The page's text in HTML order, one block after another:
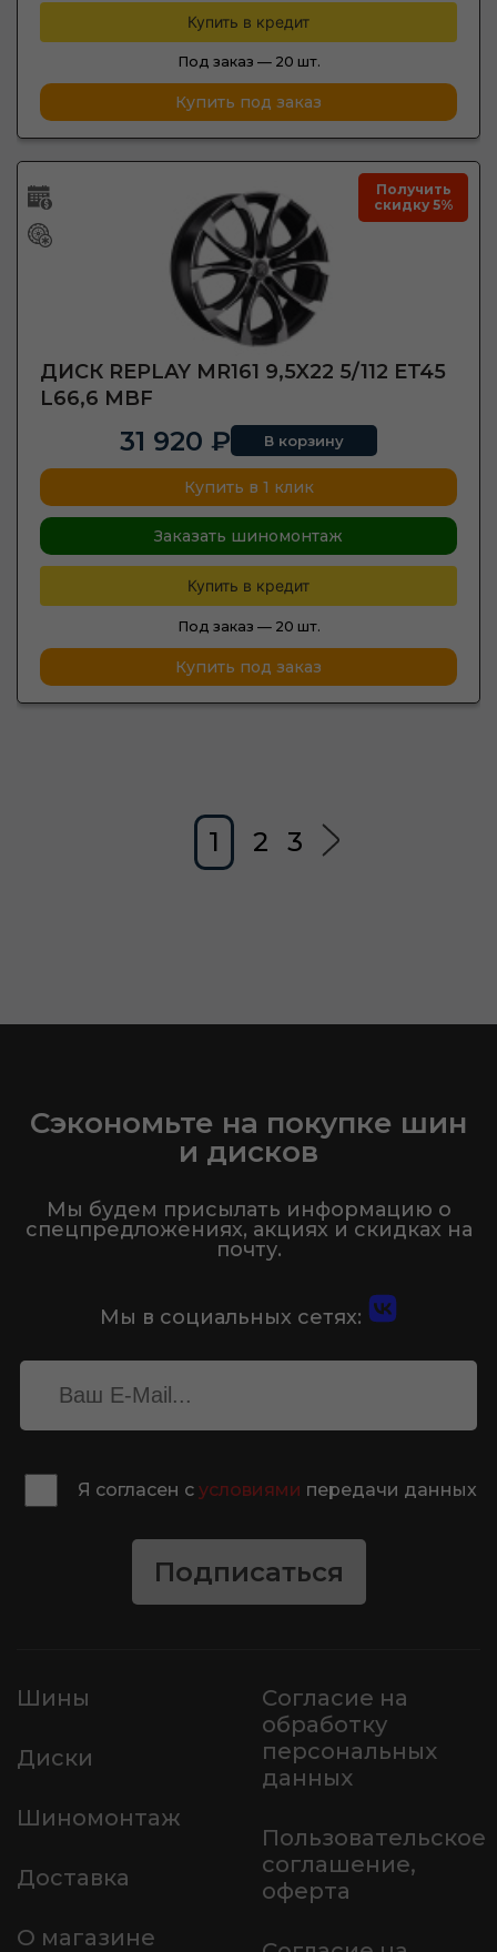
Купить в кредит
Под заказ — 20 шт.
Купить под заказ
Получить
скидку 5%
ДИСК REPLAY MR161 9,5X22 5/112 ET45
L66,6 MBF
31 920 ₽ В корзину
Купить в 1 клик
Заказать шиномонтаж
Купить в кредит
Под заказ — 20 шт.
Купить под заказ
1 2 3
Сэкономьте на покупке шин
и дисков
Мы будем присылать информацию о
спецпредложениях, акциях и скидках на
почту.
Мы в социальных сетях:
Я согласен с условиями передачи данных
Подписаться
Шины
Диски
Шиномонтаж
Доставка
О магазине
Согласие на
обработку
персональных
данных
Пользовательское
соглашение,
оферта